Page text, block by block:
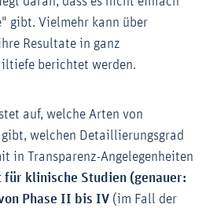
gibt. Vielmehr kann über
Resultate in ganz
berichtet werden.
auf, welche Arten von
welchen Detaillierungsgrad
in Transparenz-Angelegenheiten
für klinische Studien (genauer:
Phase II bis IV (im Fall der